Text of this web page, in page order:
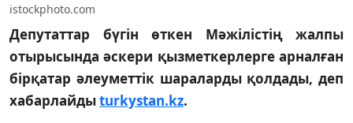
istockphoto.com
Депутаттар бүгін өткен Мәжілістің жалпы
отырысында әскери қызметкерлерге арналған
бірқатар әлеуметтік шараларды қолдады, деп
хабарлайдыturkystan.kz.